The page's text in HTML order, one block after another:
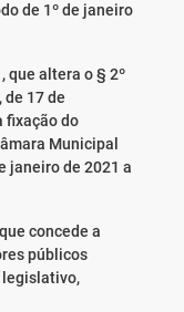
de 1º de janeiro
que altera o § 2º
de 17 de
fixação do
Municipal
janeiro de 2021 a
concede a
públicos
legislativo,